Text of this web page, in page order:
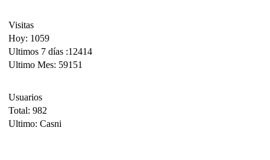
Visitas
Hoy: 1059
Ultimos 7 días :12414
Ultimo Mes: 59151
Usuarios
Total: 982
Ultimo: Casni